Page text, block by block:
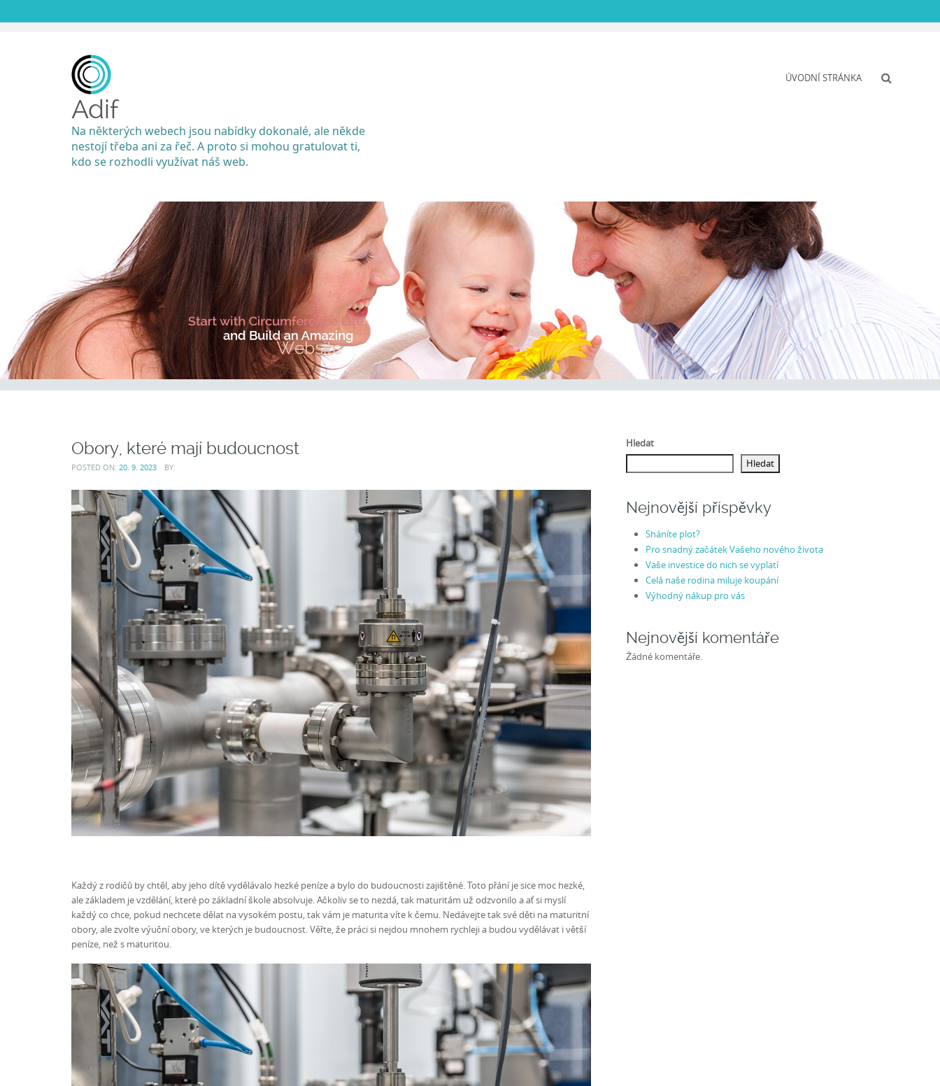
Adif
Na některých webech jsou nabídky dokonalé, ale někde
nestojí třeba ani za řeč. A proto si mohou gratulovat ti,
kdo se rozhodli využívat náš web.
ÚVODNÍ STRÁNKA
Obory, které mají budoucnost
POSTED ON: 20. 9. 2023 BY:
Každý z rodičů by chtěl, aby jeho dítě vydělávalo hezké peníze a bylo do budoucnosti zajištěné. Toto přání je sice moc hezké,
ale základem je vzdělání, které po základní škole absolvuje. Ačkoliv se to nezdá, tak maturitám už odzvonilo a ať si myslí
každý co chce, pokud nechcete dělat na vysokém postu, tak vám je maturita víte k čemu. Nedávejte tak své děti na maturitní
obory, ale zvolte výuční obory, ve kterých je budoucnost. Věřte, že práci si nejdou mnohem rychleji a budou vydělávat i větší
peníze, než s maturitou.
Hledat
Hledat
Nejnovější příspěvky
Sháníte plot?
Pro snadný začátek Vašeho nového života
Vaše investice do nich se vyplatí
Celá naše rodina miluje koupání
Výhodný nákup pro vás
Nejnovější komentáře
Žádné komentáře.